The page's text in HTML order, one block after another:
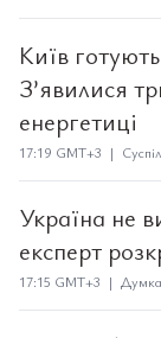
Київ
З’явилися
енергетиці
17:19 GMT+3 |
Україна не
експерт
17:15 GMT+3 | Думка